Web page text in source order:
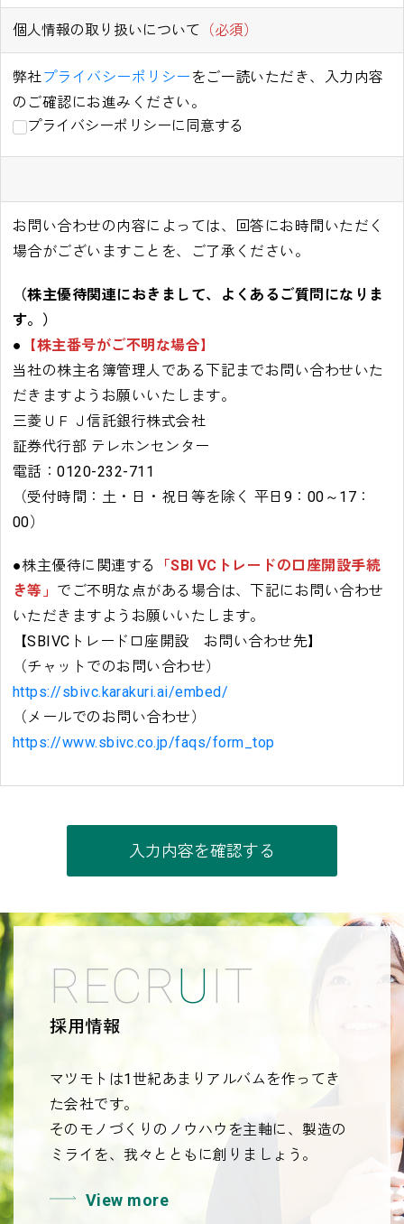
個人情報の取り扱いについて （必須）
弊社プライバシーポリシー をご一読いただき、入力内容
のご確認にお進みください。
プライバシーポリシーに同意する
お問い合わせの内容によっては、回答にお時間いただく
場合がございますことを、ご了承ください。
（株主優待関連におきまして、よくあるご質問になりま
す。）
●
【株主番号がご不明な場合】
当社の株主名簿管理人である下記までお問い合わせいた
だきますようお願いいたします。
三菱ＵＦＪ信託銀行株式会社
証券代行部 テレホンセンター
電話：0120-232-711
（受付時間：土・日・祝日等を除く 平日9：00～17：
00）
●株主優待に関連する
「SBI VCトレードの口座開設手続
き等」 でご不明な点がある場合は、下記にお問い合わせ
いただきますようお願いいたします。
【SBIVCトレード口座開設 お問い合わせ先】
（チャットでのお問い合わせ）
https://sbivc.karakuri.ai/embed/
（メールでのお問い合わせ）
https://www.sbivc.co.jp/faqs/form_top
入力内容を確認する
RECRUIT
採用情報
マツモトは1世紀あまりアルバムを作ってき
た会社です。
そのモノづくりのノウハウを主軸に、製造の
ミライを、我々とともに創りましょう。
View more